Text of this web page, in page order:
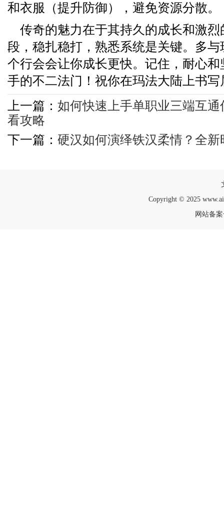
和衣服（提升防御），避免资源分散。
传奇的魅力在于其持久的成长和激烈
段，稳扎稳打，熟悉系统是关键。多
个行会会让你成长更快。记住，耐心
手的不二法门！祝你在玛法大陆上书
上一篇： 如何快速上手单职业三端互
看攻略
下一篇： 硬汉如何演绎铁汉柔情？全
Copyright © 2025
网站备